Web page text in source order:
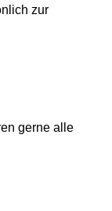
zur
gerne alle